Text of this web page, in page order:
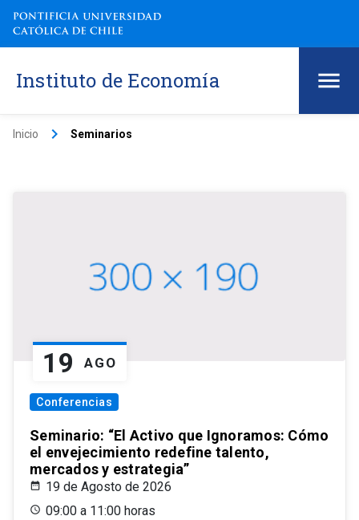
Instituto de Economía
Inicio keyboard_arrow_right Seminarios
19 AGO
Conferencias
Seminario: “El Activo que Ignoramos: Cómo
el envejecimiento redefine talento,
mercados y estrategia”
19 de Agosto de 2026
09:00 a 11:00 horas